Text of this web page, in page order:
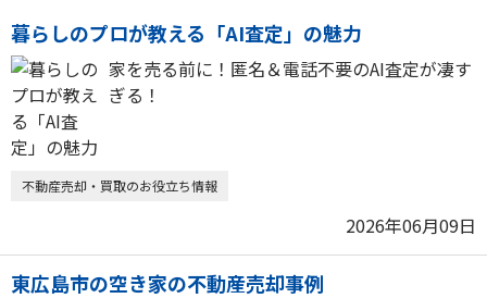
暮らしのプロが教える「AI査定」の魅力
家を売る前に！匿名＆電話不要のAI査定が凄す
ぎる！
不動産売却・買取のお役立ち情報
2026年06月09日
東広島市の空き家の不動産売却事例